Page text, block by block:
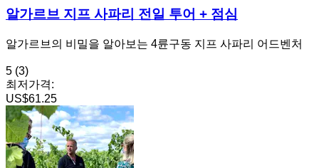
알가르브 지프 사파리 전일 투어 + 점심
알가르브의 비밀을 알아보는 4륜구동 지프 사파리 어드벤처
5 (3)
최저가격:
US$61.25